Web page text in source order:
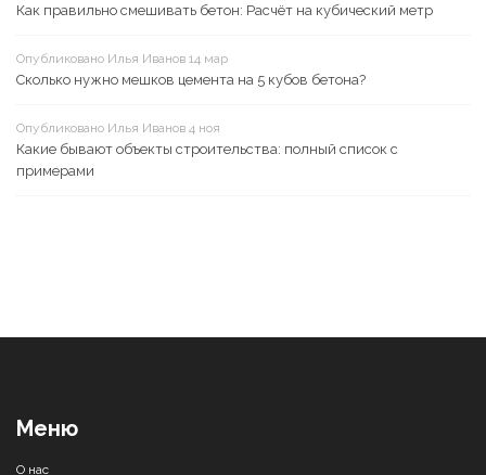
Как правильно смешивать бетон: Расчёт на кубический метр
Опубликовано Илья Иванов 14 мар
Сколько нужно мешков цемента на 5 кубов бетона?
Опубликовано Илья Иванов 4 ноя
Какие бывают объекты строительства: полный список с
примерами
Меню
О нас